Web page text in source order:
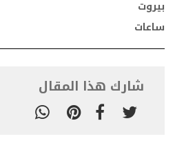
بيروت
ساعات
شارك هذا المقال